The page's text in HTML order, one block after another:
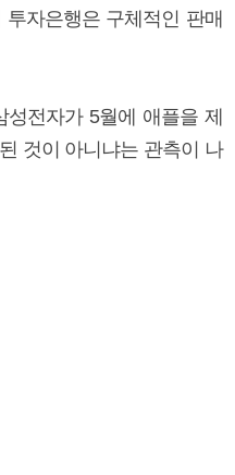
자은행은 구체적인 판매
전자가 5월에 애플을 제
것이 아니냐는 관측이 나